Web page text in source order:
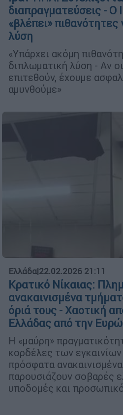
διαπραγματεύσεις - Ο
«βλέπει» πιθανότητες
λύση
«Υπάρχει ακόμη
διπλωματική λύση - Αν
επιτεθούν, έχουμε
αμυνθούμε»
Ελλάδα|22.02.2026 21:11
Κρατικό Νίκαιας:
ανακαινισμένα
όριά τους - Χαοτική
Ελλάδας από την
Η «μαύρη»
κορδέλες των
πρόσφατα
παρουσιάζουν σοβαρές
υποδομές και